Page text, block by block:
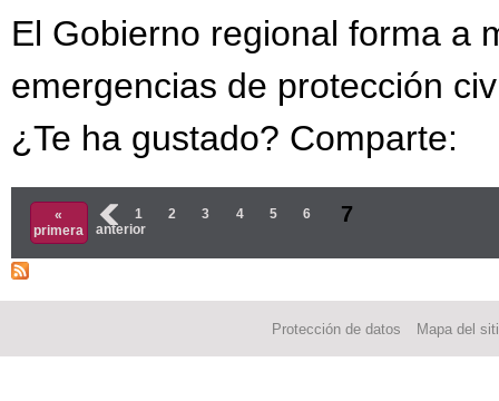
El Gobierno regional forma a
emergencias de protección
¿Te ha gustado? Comparte:
Páginas
«
primera
‹
anterior
1 2 3 4 5 6 7
Protección de datos Mapa del